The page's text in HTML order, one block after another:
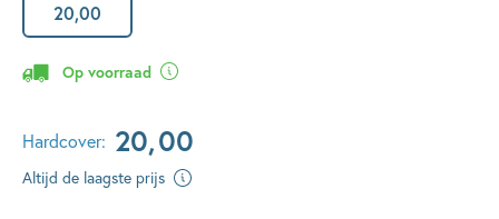
20,00
Op voorraad
Hardcover: 20,00
Altijd de laagste prijs